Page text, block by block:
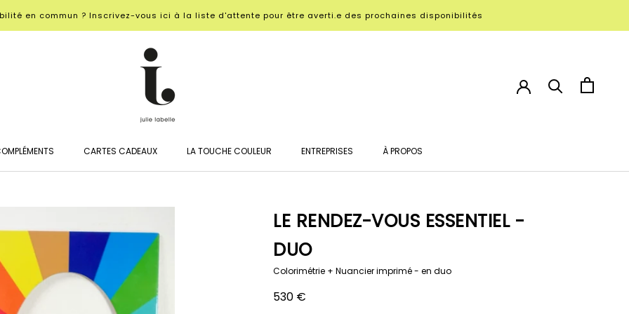
en commun ? Inscrivez-vous ici à la liste d'attente pour être averti.e des prochaines disponibilités
CARTES CADEAUX
LA TOUCHE COULEUR
ENTREPRISES
À PROPOS
LE RENDEZ-VOUS ESSENTIEL -
DUO
Colorimétrie + Nuancier imprimé - en duo
530 €